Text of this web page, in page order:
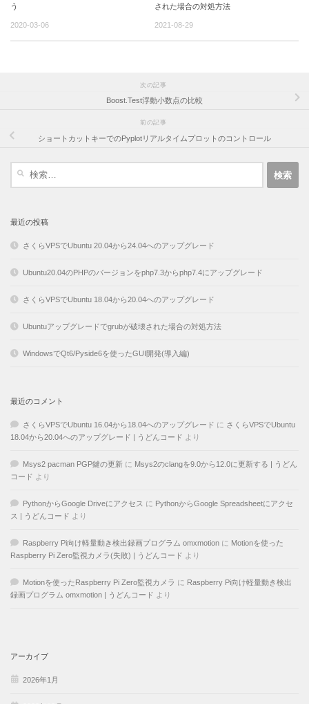
う
2020-03-06
された場合の対処方法
2021-08-29
次の記事
Boost.Test浮動小数点の比較
前の記事
ショートカットキーでのPyplotリアルタイムプロットのコントロール
最近の投稿
さくらVPSでUbuntu 20.04から24.04へのアップグレード
Ubuntu20.04のPHPのバージョンをphp7.3からphp7.4にアップグレード
さくらVPSでUbuntu 18.04から20.04へのアップグレード
Ubuntuアップグレードでgrubが破壊された場合の対処方法
WindowsでQt6/Pyside6を使ったGUI開発(導入編)
最近のコメント
さくらVPSでUbuntu 16.04から18.04へのアップグレード に さくらVPSでUbuntu
18.04から20.04へのアップグレード | うどんコード より
Msys2 pacman PGP鍵の更新 に Msys2のclangを9.0から12.0に更新する | うどん
コード より
PythonからGoogle Driveにアクセス に PythonからGoogle Spreadsheetにアクセ
ス | うどんコード より
Raspberry Pi向け軽量動き検出録画プログラム omxmotion に Motionを使った
Raspberry Pi Zero監視カメラ(失敗) | うどんコード より
Motionを使ったRaspberry Pi Zero監視カメラ に Raspberry Pi向け軽量動き検出
録画プログラム omxmotion | うどんコード より
アーカイブ
2026年1月